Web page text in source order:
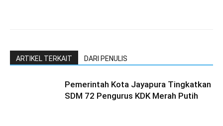
ARTIKEL TERKAIT DARI PENULIS
Pemerintah Kota Jayapura Tingkatkan
SDM 72 Pengurus KDK Merah Putih